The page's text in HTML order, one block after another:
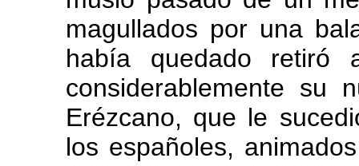
magullados por una
había quedado
considerablemente su
Erézcano, que le
los españoles,